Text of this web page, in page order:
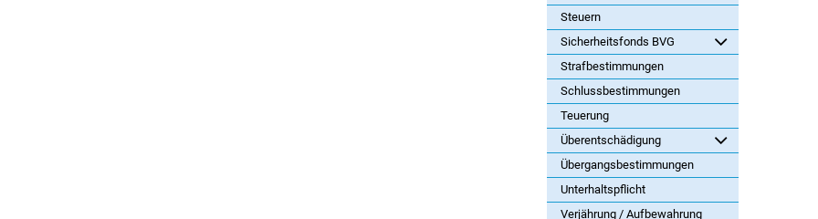
Steuern
Sicherheitsfonds BVG
Strafbestimmungen
Schlussbestimmungen
Teuerung
Überentschädigung
Übergangsbestimmungen
Unterhaltspflicht
Verjährung / Aufbewahrung